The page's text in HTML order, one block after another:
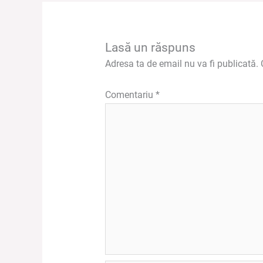
Lasă un răspuns
Adresa ta de email nu va fi publicată.
Comentariu *